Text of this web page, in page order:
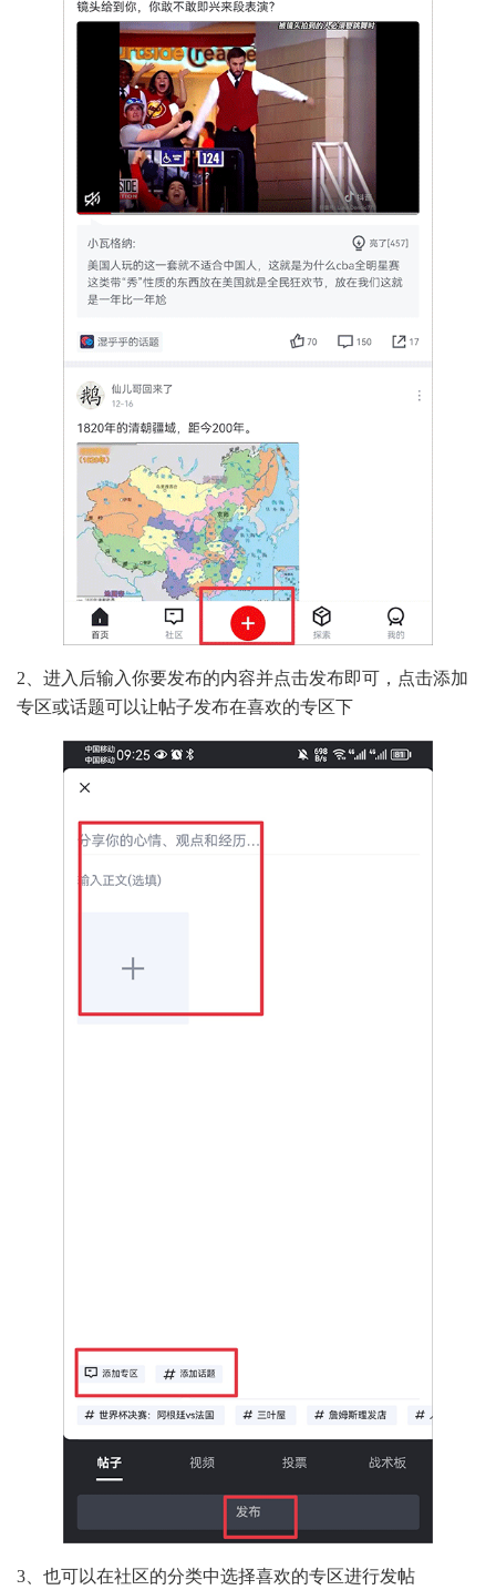
2、进入后输入你要发布的内容并点击发布即可，点击添加
专区或话题可以让帖子发布在喜欢的专区下
3、也可以在社区的分类中选择喜欢的专区进行发帖